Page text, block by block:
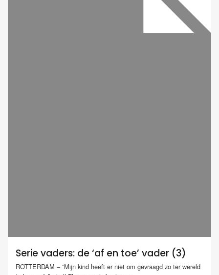
Serie vaders: de ‘af en toe’ vader (3)
ROTTERDAM – “Mijn kind heeft er niet om gevraagd zo ter wereld